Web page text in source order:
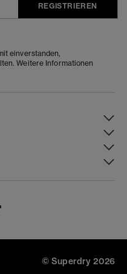
REGISTRIEREN
einverstanden,
Weitere Informationen
© Superdry 2026